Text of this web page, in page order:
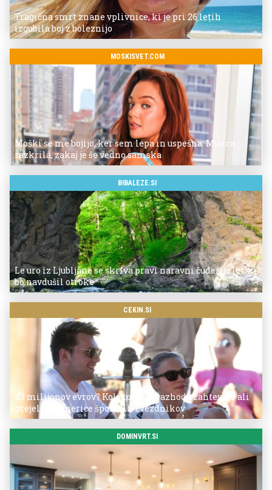
Tragična smrt znane vplivnice, ki je pri 26 letih
izgubila boj z boleznijo
MOSKISVET.COM
Moški se me bojijo, ker sem lepa in uspešna: Misica
razkrila, zakaj je še vedno samska
BIBALEZE.SI
Le uro iz Ljubljane se skriva pravi naravni čudež: izlet, ki
bo navdušil otroke
CEKIN.SI
43 milijonov evrov? Koliko so po razhodu zahtevale ali
prejele partnerice športnih zvezdnikov
DOMINVRT.SI